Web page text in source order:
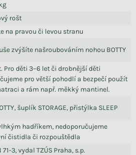
rošt
na pravou či levou stranu
zvýšíte našroubováním nohou BOTTY
Pro děti 3–6 let či drobnější děti
pro větší pohodlí a bezpečí použít
a rám např. měkký mantinel.
šuplík STORAGE, přistýlka SLEEP
hadříkem, nedoporučujeme
čistidla či rozpouštědla
71-3, vydal TZÚS Praha, s.p.